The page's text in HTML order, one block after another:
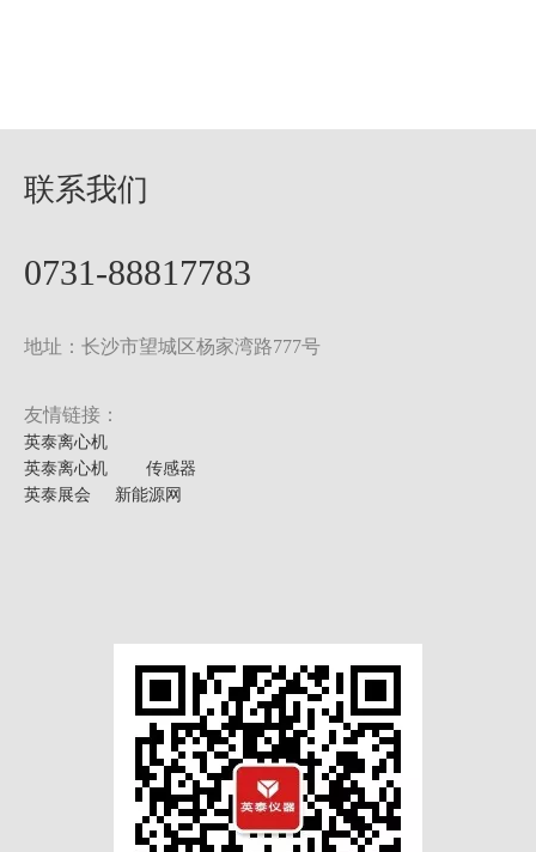
联系我们
0731-88817783
地址：长沙市望城区杨家湾路777号
友情链接：
英泰离心机
英泰离心机
传感器
英泰展会
新能源网